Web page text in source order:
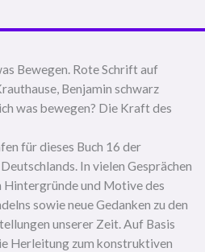
was bewegen? Die Kraft des
für dieses Buch 16 der
In vielen Gesprächen
und Motive des
sowie neue Gedanken zu den
unserer Zeit. Auf Basis
Herleitung zum konstruktiven